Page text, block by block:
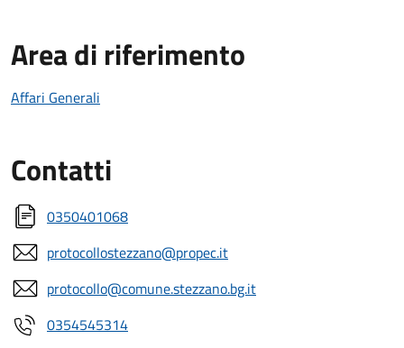
Area di riferimento
Affari Generali
Contatti
0350401068
protocollostezzano@propec.it
protocollo@comune.stezzano.bg.it
0354545314